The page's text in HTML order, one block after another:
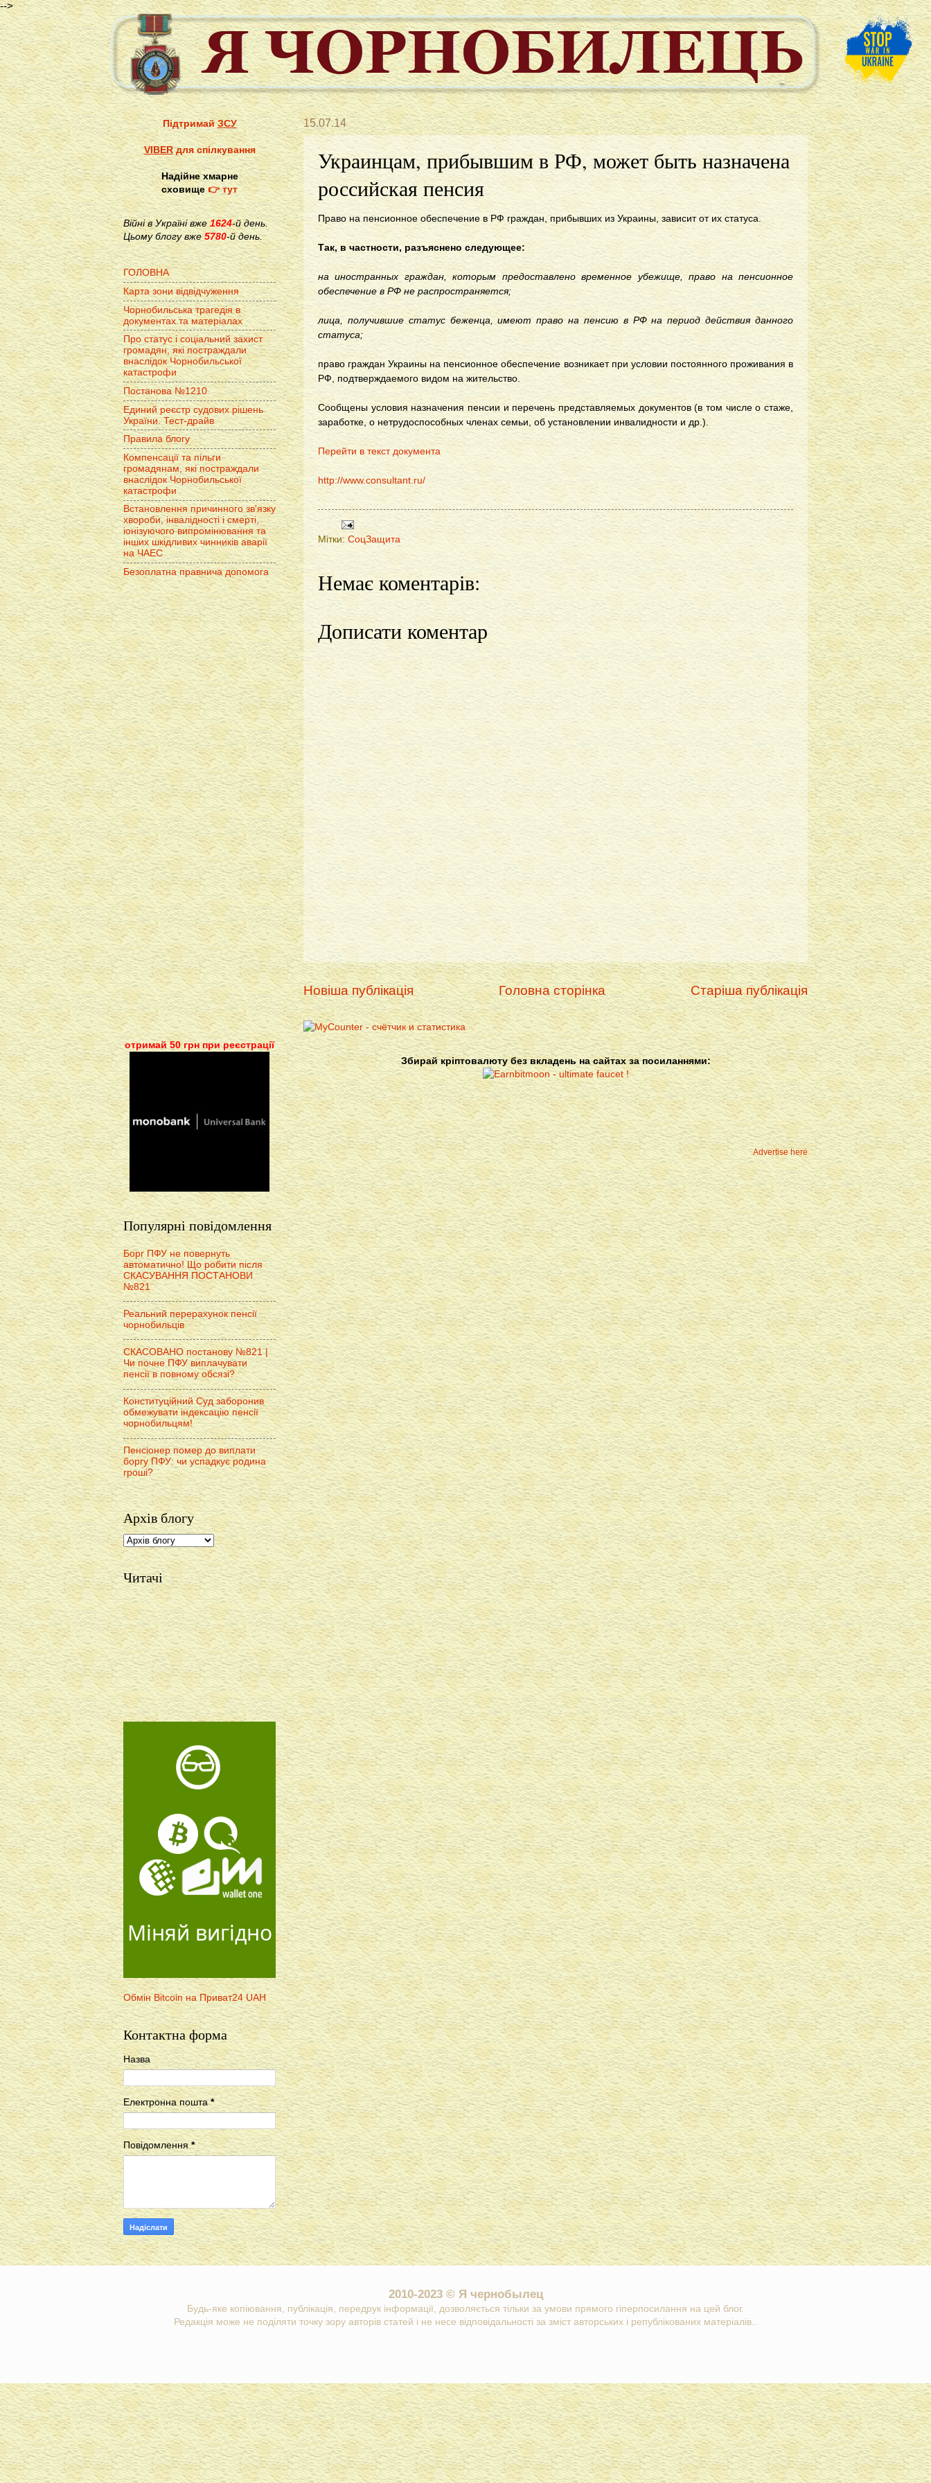
-->
15.07.14
Украинцам, прибывшим в РФ, может быть назначена
российская пенсия
Право на пенсионное обеспечение в РФ граждан, прибывших из Украины, зависит от их статуса.
Так, в частности, разъяснено следующее:
на иностранных граждан, которым предоставлено временное убежище, право на пенсионное
обеспечение в РФ не распространяется;
лица, получившие статус беженца, имеют право на пенсию в РФ на период действия данного
статуса;
право граждан Украины на пенсионное обеспечение возникает при условии постоянного проживания в
РФ, подтверждаемого видом на жительство.
Сообщены условия назначения пенсии и перечень представляемых документов (в том числе о стаже,
заработке, о нетрудоспособных членах семьи, об установлении инвалидности и др.).
Перейти в текст документа
http://www.consultant.ru/
Мітки: СоцЗащита
Немає коментарів:
Дописати коментар
Новіша публікація Старіша публікація
Головна сторінка
Збирай кріптовалюту без вкладень на сайтах за посиланнями:
Advertise here
ПідтримайЗСУ
VIBERдля спілкування
Надійне хмарне
сховище👉 тут
Війні в Україні вже1624-й день.
Цьому блогу вже 5780-й день.
ГОЛОВНА
Карта зони відвідчуження
Чорнобильська трагедія в
документах та матеріалах
Про статус і соціальний захист
громадян, які постраждали
внаслідок Чорнобильської
катастрофи
Постанова №1210
Единий реєстр судових рішень
України. Тест-драйв
Правила блогу
Компенсації та пільги
громадянам, які постраждали
внаслідок Чорнобильської
катастрофи
Встановлення причинного зв'язку
хвороби, інвалідності і смерті,
іонізуючого випромінювання та
інших шкідливих чинників аварії
на ЧАЕС
Безоплатна правнича допомога
отримай 50 грн при реєстрації
Популярні повідомлення
Борг ПФУ не повернуть
автоматично! Що робити після
СКАСУВАННЯ ПОСТАНОВИ
№821
Реальний перерахунок пенсії
чорнобильців
СКАСОВАНО постанову №821 |
Чи почне ПФУ виплачувати
пенсії в повному обсязі?
Конституційний Суд заборонив
обмежувати індексацію пенсії
чорнобильцям!
Пенсіонер помер до виплати
боргу ПФУ: чи успадкує родина
гроші?
Архів блогу
Читачі
Міняй вигідно
Обмін Bitcoin на Приват24 UAH
Контактна форма
Назва
Електронна пошта*
Повідомлення*
2010-2023 © Я чернобылец
Будь-яке копіювання, публікація, передрук інформації, дозволяється тільки за умови прямого гіперпосилання на цей блог.
Редакція може не поділяти точку зору авторів статей і не несе відповідальності за зміст авторських і републікованих матеріалів..